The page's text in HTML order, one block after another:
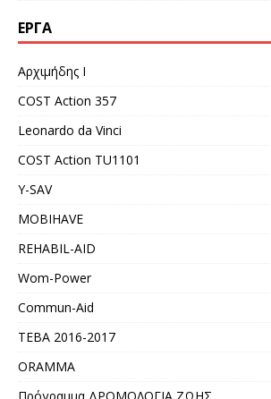
ΈΡΓΑ
Αρχιμήδης Ι
COST Action 357
Leonardo da Vinci
COST Action TU1101
Y-SAV
MOBIHAVE
REHABIL-AID
Wom-Power
Commun-Aid
ΤΕΒΑ 2016-2017
ORAMMA